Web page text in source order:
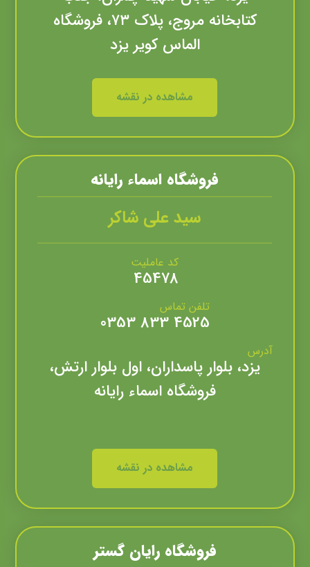
کتابخانه مروج، پلاک ۷۳، فروشگاه
الماس کویر یزد
مشاهده در نقشه
فروشگاه اسماء رايانه
سید علی شاکر
کد عاملیت
45478
تلفن تماس
4525 833 0353
آدرس
یزد، بلوار پاسداران، اول بلوار ارتش،
فروشگاه اسماء رايانه
مشاهده در نقشه
فروشگاه رايان گستر